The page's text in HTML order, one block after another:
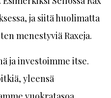
ja siitä huolimatta
menestyviä Raxeja.
ja investoimme itse.
yleensä